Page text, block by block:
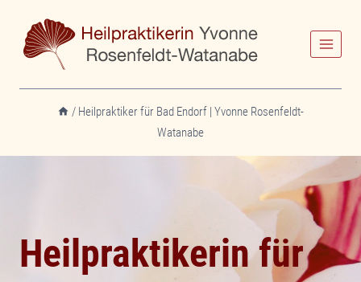
Inhalt
springen
/ Heilpraktiker für Bad Endorf | Yvonne Rosenfeldt-
Watanabe
Heilpraktikerin für